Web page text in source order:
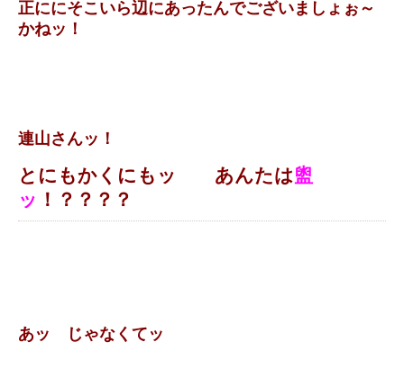
正ににそこいら辺にあったんでございましょぉ～
かねッ！
連山さんッ！
とにもかくにもッ あんたは盥
ッ ！？？？？
あッ じゃなくてッ